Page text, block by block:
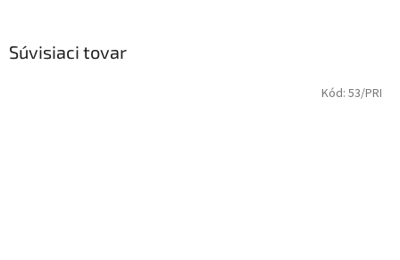
Súvisiaci tovar
Kód: 53/PRI